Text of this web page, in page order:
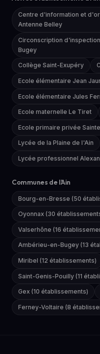
Centre d'information et
Antenne Belley
Circonscription
Bugey
Collège Saint-Exupéry
Ecole élémentaire Jean
Ecole élémentaire Jules
Ecole maternelle Le Tiret
Ecole primaire privée
Lycée de la Plaine de l'Ain
Lycée professionnel
Communes de l'Ain
Bourg-en-Bresse (50
Oyonnax (30
Valserhône (16
Ambérieu-en-Bugey (13
Miribel (12 établissements)
Saint-Genis-Pouilly (11
Gex (10 établissements)
Ferney-Voltaire (8